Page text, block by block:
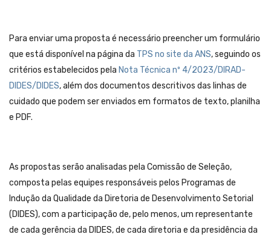
Para enviar uma proposta é necessário preencher um formulário
que está disponível na página da TPS no site da ANS, seguindo os
critérios estabelecidos pela Nota Técnica nº 4/2023/DIRAD-
DIDES/DIDES, além dos documentos descritivos das linhas de
cuidado que podem ser enviados em formatos de texto, planilha
e PDF.
As propostas serão analisadas pela Comissão de Seleção,
composta pelas equipes responsáveis pelos Programas de
Indução da Qualidade da Diretoria de Desenvolvimento Setorial
(DIDES), com a participação de, pelo menos, um representante
de cada gerência da DIDES, de cada diretoria e da presidência da